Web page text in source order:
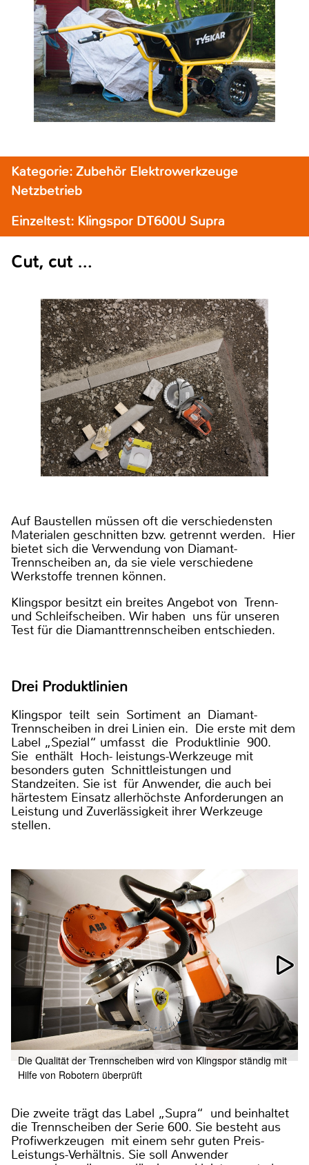
Kategorie: Zubehör Elektrowerkzeuge
Netzbetrieb
Einzeltest: Klingspor DT600U Supra
Cut, cut …
Auf Baustellen müssen oft die verschiedensten
Materialen geschnitten bzw. getrennt werden. Hier
bietet sich die Verwendung von Diamant-
Trennscheiben an, da sie viele verschiedene
Werkstoffe trennen können.
Klingspor besitzt ein breites Angebot von Trenn-
und Schleifscheiben. Wir haben uns für unseren
Test für die Diamanttrennscheiben entschieden.
Drei Produktlinien
Klingspor teilt sein Sortiment an Diamant-
Trennscheiben in drei Linien ein. Die erste mit dem
Label „Spezial“ umfasst die Produktlinie 900.
Sie enthält Hoch- leistungs-Werkzeuge mit
besonders guten Schnittleistungen und
Standzeiten. Sie ist für Anwender, die auch bei
härtestem Einsatz allerhöchste Anforderungen an
Leistung und Zuverlässigkeit ihrer Werkzeuge
stellen.
Die Qualität der Trennscheiben wird von Klingspor ständig mit
Hilfe von Robotern überprüft
Die zweite trägt das Label „Supra“ und beinhaltet
die Trennscheiben der Serie 600. Sie besteht aus
Profiwerkzeugen mit einem sehr guten Preis-
Leistungs-Verhältnis. Sie soll Anwender